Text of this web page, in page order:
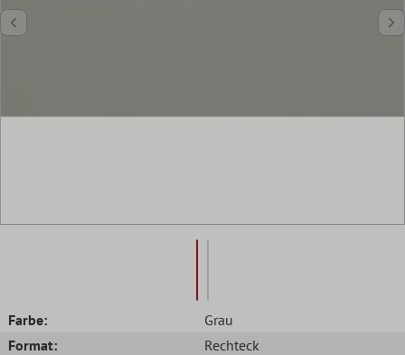
Farbe:
Grau
Format:
Rechteck